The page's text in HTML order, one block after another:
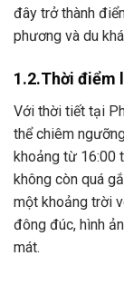
đây trở thành
phương và du
1.2.Thời điểm
Với thời tiết tại
thể chiêm
khoảng từ 16:00
không còn quá
một khoảng trời
đông đúc, hình
mát.